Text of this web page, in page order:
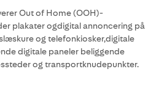
Out of Home (OOH)-
plakater ogdigital annoncering på
og telefonkiosker,digitale
digitale paneler beliggende
og transportknudepunkter.